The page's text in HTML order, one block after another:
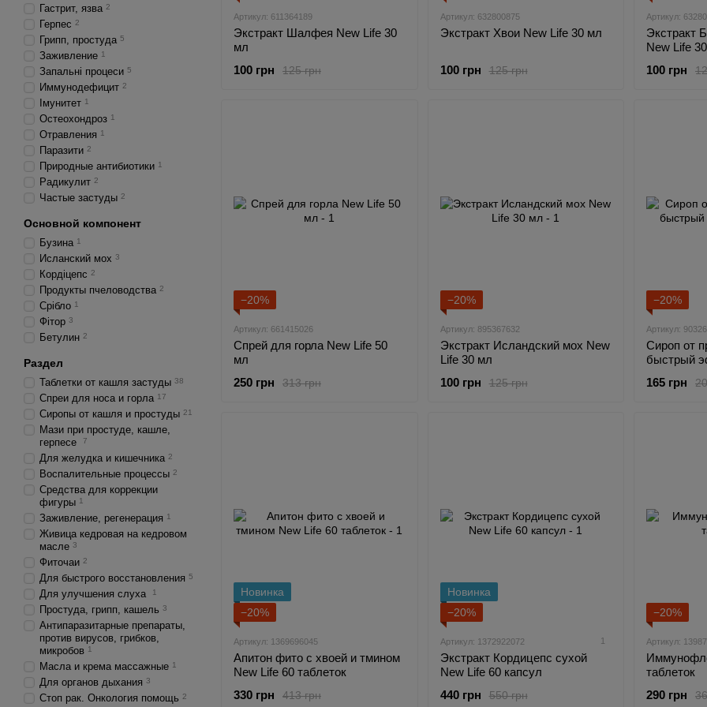
Артикул: 611364189
Экстракт Шалфея New Life 30
мл
125 грн
100 грн
Артикул: 632800875
Экстракт Хвои New Life 30 мл
125 грн
100 грн
Артикул:
Экстракт
New Life
100 грн
−20%
Артикул: 661415026
Спрей для горла New Life 50
мл
313 грн
250 грн
−20%
Артикул: 895367632
Экстракт Исландский мох New
Life 30 мл
125 грн
100 грн
−20%
Артикул:
Сироп от
быстрый
165 грн
Новинка
−20%
Артикул: 1369696045
Апитон фито с хвоей и тмином
New Life 60 таблеток
413 грн
330 грн
Новинка
−20%
Артикул: 1372922072 1
Экстракт Кордицепс сухой
New Life 60 капсул
550 грн
440 грн
−20%
Артикул:
таблеток
290 грн
Гастрит, язва 2
Герпес 2
Грипп, простуда 5
Заживление 1
Запальні процеси 5
Иммунодефицит 2
Імунитет 1
Остеохондроз 1
Отравления 1
Паразити 2
Природные антибиотики 1
Радикулит 2
Частые застуды 2
Основной компонент
Бузина 1
Исланский мох 3
Кордіцепс 2
Продукты пчеловодства 2
Срібло 1
Фітор 3
Бетулин 2
Раздел
Таблетки от кашля застуды 38
Спреи для носа и горла 17
Сиропы от кашля и простуды 21
Мази при простуде, кашле,
герпесе
7
Для желудка и кишечника 2
Воспалительные процессы 2
Средства для коррекции
фигуры 1
Заживление, регенерация 1
Живица кедровая на кедровом
масле 3
Фиточаи 2
Для быстрого восстановления 5
Для улучшения слуха 1
Простуда, грипп, кашель 3
Антипаразитарные препараты,
против вирусов, грибков,
микробов 1
Масла и крема массажные 1
Для органов дыхания 3
Стоп рак. Онкология помощь 2